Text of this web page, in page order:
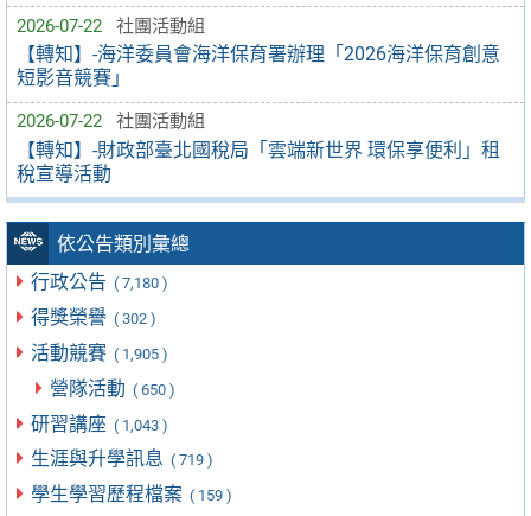
2026-07-22 社團活動組
【轉知】-海洋委員會海洋保育署辦理「2026海洋保育創意
短影音競賽」
2026-07-22 社團活動組
【轉知】-財政部臺北國稅局「雲端新世界 環保享便利」租
稅宣導活動
依公告類別彙總
行政公告 ( 7,180 )
得獎榮譽 ( 302 )
活動競賽 ( 1,905 )
營隊活動 ( 650 )
研習講座 ( 1,043 )
生涯與升學訊息 ( 719 )
學生學習歷程檔案 ( 159 )